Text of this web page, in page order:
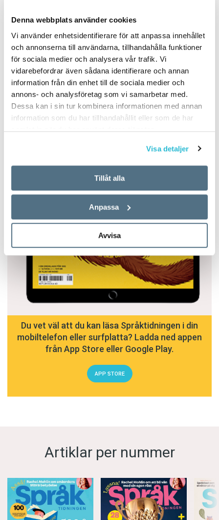
Denna webbplats använder cookies
Vi använder enhetsidentifierare för att anpassa innehållet
och annonserna till användarna, tillhandahålla funktioner
för sociala medier och analysera vår trafik. Vi
vidarebefordrar även sådana identifierare och annan
information från din enhet till de sociala medier och
annons- och analysföretag som vi samarbetar med.
Dessa kan i sin tur kombinera informationen med annan
information som du har tillhandahållit eller som de har
samlat in när du har använt deras tjänster.
Visa detaljer
Tillåt alla
Anpassa
Avvisa
PUBLICERAD 2021-03-19
Du vet väl att du kan läsa Språktidningen i din
mobiltelefon eller surfplatta? Ladda ned appen
från App Store eller Google Play.
APP STORE
Artiklar per nummer